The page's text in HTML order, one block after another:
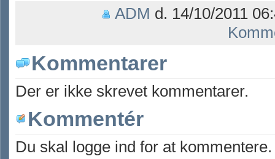
ADM d. 14/10/2011
Kommentarer
Der er ikke skrevet kommentarer.
Kommentér
Du skal logge ind for at kommentere.